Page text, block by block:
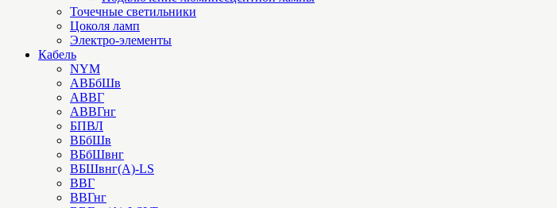
Точечные светильники
Цоколя ламп
Электро-элементы
Кабель
NYM
АВБбШв
АВВГ
АВВГнг
БПВЛ
ВБбШв
ВБбШвнг
ВБШвнг(А)-LS
ВВГ
ВВГнг